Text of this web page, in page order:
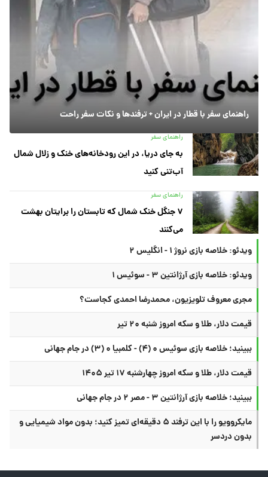
راهنمای سفر با قطار در ایران + ترفندها و نکات سفر راحت
راهنمای سفر
به جای دریا، در این رودخانه‌های خنک و زلال شمال
آب‌تنی کنید
راهنمای سفر
۷ جنگل خنک شمال که تابستان را برایتان بهشت
می‌کنند
ویدئو: خلاصه بازی نروژ ۱ - انگلیس ۲
ویدئو: خلاصه بازی آرژانتین ۳ - سوئیس ۱
مجری معروف تلویزیون، محمدرضا احمدی کجاست؟
قیمت دلار، طلا و سکه امروز شنبه ۲۰ تیر
ببینید؛ خلاصه بازی سوئیس ۰ (۴) - کلمبیا ۰ (۳) در جام جهانی
قیمت دلار، طلا و سکه امروز چهارشنبه ۱۷ تیر ۱۴۰۵
ببینید؛ خلاصه بازی آرژانتین ۳ - مصر ۲ در جام جهانی
مایکروویو را با این ترفند ۵ دقیقه‌ای تمیز کنید؛ بدون مواد شیمیایی و
بدون دردسر